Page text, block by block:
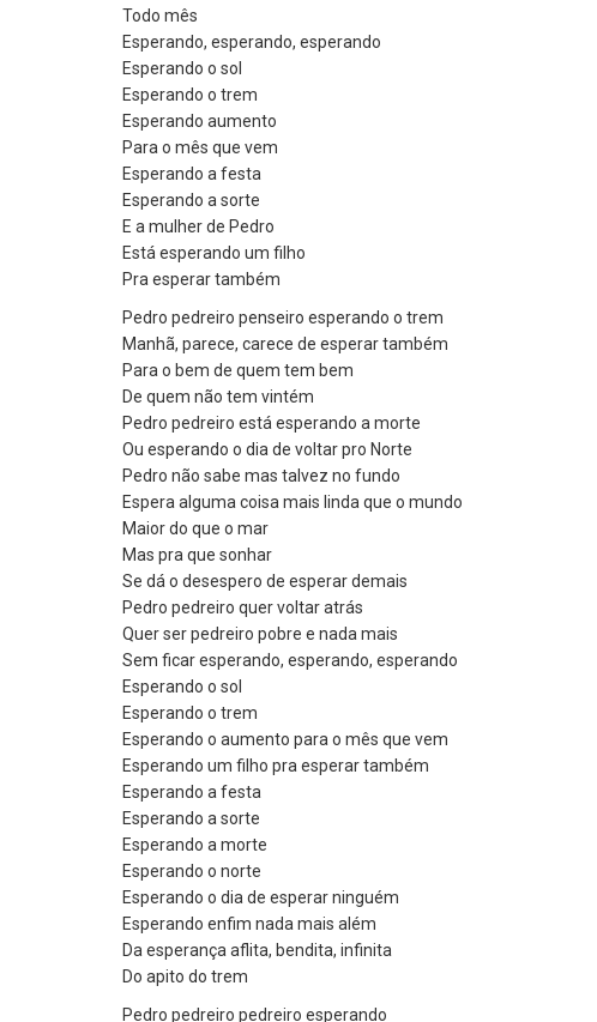
Todo mês
Esperando, esperando, esperando
Esperando o sol
Esperando o trem
Esperando aumento
Para o mês que vem
Esperando a festa
Esperando a sorte
E a mulher de Pedro
Está esperando um filho
Pra esperar também
Pedro pedreiro penseiro esperando o trem
Manhã, parece, carece de esperar também
Para o bem de quem tem bem
De quem não tem vintém
Pedro pedreiro está esperando a morte
Ou esperando o dia de voltar pro Norte
Pedro não sabe mas talvez no fundo
Espera alguma coisa mais linda que o mundo
Maior do que o mar
Mas pra que sonhar
Se dá o desespero de esperar demais
Pedro pedreiro quer voltar atrás
Quer ser pedreiro pobre e nada mais
Sem ficar esperando, esperando, esperando
Esperando o sol
Esperando o trem
Esperando o aumento para o mês que vem
Esperando um filho pra esperar também
Esperando a festa
Esperando a sorte
Esperando a morte
Esperando o norte
Esperando o dia de esperar ninguém
Esperando enfim nada mais além
Da esperança aflita, bendita, infinita
Do apito do trem
Pedro pedreiro pedreiro esperando